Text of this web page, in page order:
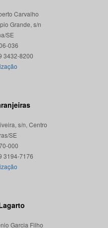
Carvalho
Grande, s/n
SE
036
s/n, Centro
SE
000
Garcia Filho